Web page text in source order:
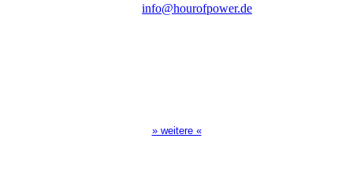
info@hourofpower.de
» weitere «